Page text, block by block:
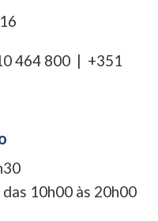
464 800 | +351
10h00 às 20h00